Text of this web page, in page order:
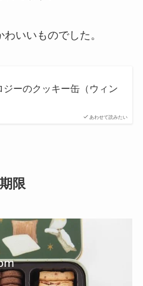
いいものでした。
あわせて読みたい
ジーのクッキー缶（ウィン
限